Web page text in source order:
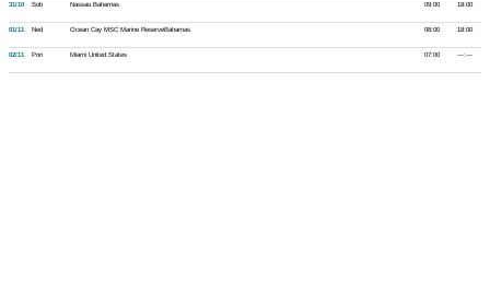
18:00
09:00
31/10 Sob Nassau Bahamas
18:00
08:00
01/11 Ned Ocean Cay MSC Marine ReserveBahamas
---:---
07:00
02/11 Pon Miami United States